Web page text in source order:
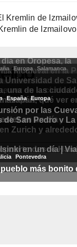
de Izmailovo